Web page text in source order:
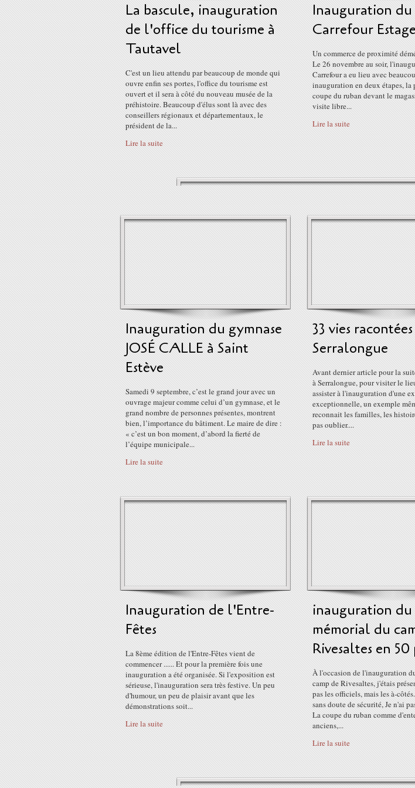
La bascule, inauguration
de l'office du tourisme à
Tautavel
C'est un lieu attendu par beaucoup de monde qui
ouvre enfin ses portes, l'office du tourisme est
ouvert et il sera à côté du nouveau musée de la
préhistoire. Beaucoup d'élus sont là avec des
conseillers régionaux et départementaux, le
président de la...
Lire la suite
Inauguration du
Carrefour
Un commerce de proximité
Le 26 novembre au soir,
Carrefour a eu lieu avec
inauguration en deux étapes, la
coupe du ruban devant le
visite libre...
Lire la suite
Inauguration du gymnase
JOSÉ CALLE à Saint
Estève
Samedi 9 septembre, c’est le grand jour avec un
ouvrage majeur comme celui d’un gymnase, et le
grand nombre de personnes présentes, montrent
bien, l’importance du bâtiment. Le maire de dire :
« c’est un bon moment, d’abord la fierté de
l’équipe municipale...
Lire la suite
33 vies
Serralongue
Avant dernier article pour la
à Serralongue, pour visiter le
assister à l'inauguration d'une
exceptionnelle, un exemple
reconnait les familles, les
pas oublier....
Lire la suite
Inauguration de l'Entre-
Fêtes
La 8ème édition de l'Entre-Fêtes vient de
commencer ...... Et pour la première fois une
inauguration a été organisée. Si l'exposition est
sérieuse, l'inauguration sera très festive. Un peu
d'humour, un peu de plaisir avant que les
démonstrations soit...
Lire la suite
inauguration du
mémorial du
Rivesaltes en
À l'occasion de l'inauguration
camp de Rivesaltes, j'étais
pas les officiels, mais les à-
sans doute de sécurité, Je n'ai
La coupe du ruban comme
anciens,...
Lire la suite